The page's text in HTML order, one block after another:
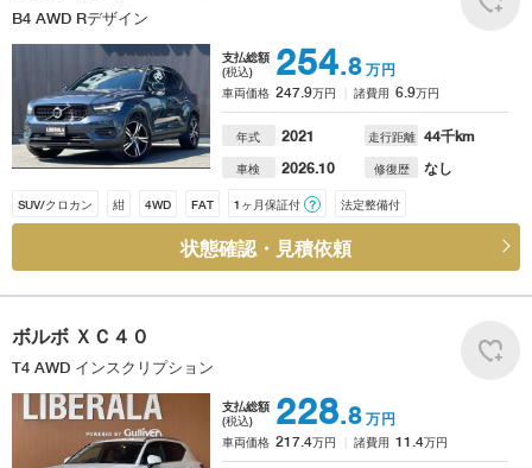
B4 AWD Rデザイン
支払総額
(税込)
254.8 万円
車両価格 247.9万円 諸費用 6.9万円
年式 2021 走行距離 44千km
車検 2026.10 修復歴 なし
SUV/クロカン 紺 4WD FAT 1ヶ月保証付 ？ 法定整備付
状態確認・見積依頼
ボルボ ＸＣ４０
T4 AWD インスクリプション
支払総額
(税込)
228.8 万円
車両価格 217.4万円 諸費用 11.4万円